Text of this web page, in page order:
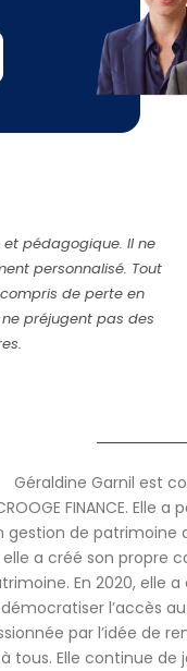
pédagogique. Il ne
personnalisé. Tout
de perte en
préjugent pas des
Géraldine Garnil est
FINANCE. Elle
gestion de patrimoine
elle a créé son propre
En 2020, elle a
démocratiser l’accès
par l’idée de
à tous. Elle continue de